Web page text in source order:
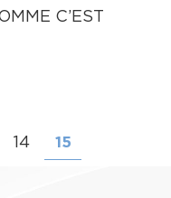
C’EST
14 15